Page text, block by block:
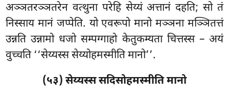
अञ्ञतरञ्ञतरेन वत्थुना परेहि सेय्यं अत्तानं दहति; सो तं
निस्साय मानं जप्पेति. यो एवरूपो मानो मञ्ञना मञ्ञितत्तं
उन्नतिउन्नामो धजो सम्पग्गाहो केतुकम्यता चित्तस्स – अयं
वुच्चति ‘‘सेय्यस्स सेय्योहमस्मीति मानो’’.
(५३) सेय्यस्स सदिसोहमस्मीति मानो